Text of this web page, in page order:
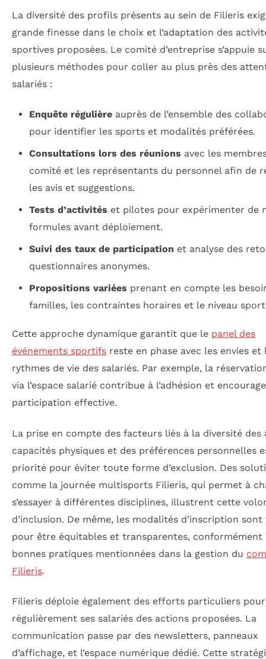
La diversité des profils présents au sein de Filieris
grande finesse dans le choix et l’adaptation des
sportives proposées. Le comité d’entreprise s’appuie
plusieurs méthodes pour coller au plus près des
salariés :
Enquête régulièreauprès de l’ensemble des
pour identifier les sports et modalités préférées.
Consultations lors des réunions avec les
comité et les représentants du personnel afin de
les avis et suggestions.
Tests d’activités et pilotes pour expérimenter de
formules avant déploiement.
Suivi des taux de participation et analyse des
questionnaires anonymes.
Propositions variées prenant en compte les
familles, les contraintes horaires et le niveau
Cette approche dynamique garantit que le panel des
événements sportifs reste en phase avec les envies et
rythmes de vie des salariés. Par exemple, la
via l’espace salarié contribue à l’adhésion et
participation effective.
La prise en compte des facteurs liés à la diversité des
capacités physiques et des préférences personnelles
priorité pour éviter toute forme d’exclusion. Des
comme la journée multisports Filieris, qui permet à
s’essayer à différentes disciplines, illustrent cette
d’inclusion. De même, les modalités d’inscription sont
pour être équitables et transparentes, conformément
bonnes pratiques mentionnées dans la gestion du
Filieris.
Filieris déploie également des efforts particuliers
régulièrement ses salariés des actions proposées. La
communication passe par des newsletters, panneaux
d’affichage, et l’espace numérique dédié. Cette